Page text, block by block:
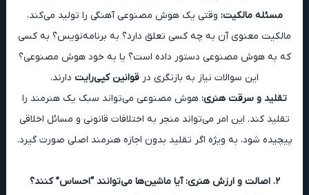
مسئله مالکیت: وقتی یک هوش مصنوعی آهنگی را تولید می‌کند،
مالکیت معنوی آن به چه کسی تعلق دارد؟ به برنامه‌نویس؟ به کسی
که به هوش مصنوعی دستور داده است؟ یا به خود هوش مصنوعی؟
این سوالات نیاز به بازنگری در قوانین کپی‌رایت دارند.
تقلید و سرقت هنری: هوش مصنوعی می‌تواند سبک یک هنرمند را
تقلید کند. این امر می‌تواند منجر به اختلافات قانونی و مسائل اخلاقی
پیچیده شود، به ویژه اگر تقلید بدون اجازه هنرمند اصلی صورت گیرد.
۲. اصالت و ارزش هنری: آیا ماشین‌ها می‌توانند “احساس” کنند؟